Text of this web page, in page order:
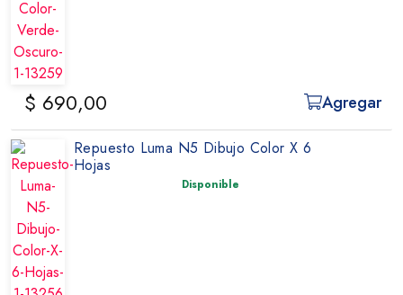
$ 690,00 Agregar
Repuesto Luma N5 Dibujo Color X 6
Hojas
Disponible